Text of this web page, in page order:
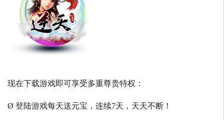
现在下载游戏即可享受多重尊贵特权：
Ø 登陆游戏每天送元宝，连续7天，天天不断！